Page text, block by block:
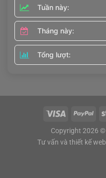
Tuần này:
Tháng này:
Tổng lượt:
Copyright 2026 ©
Tư vấn và thiết kế web